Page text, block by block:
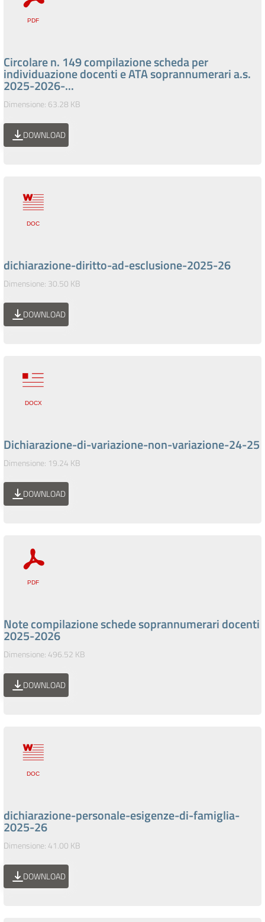
Circolare n. 149 compilazione scheda per
individuazione docenti e ATA soprannumerari a.s.
2025-2026-...
Dimensione: 63.28 KB
DOWNLOAD
dichiarazione-diritto-ad-esclusione-2025-26
Dimensione: 30.50 KB
DOWNLOAD
Dichiarazione-di-variazione-non-variazione-24-25
Dimensione: 19.24 KB
DOWNLOAD
Note compilazione schede soprannumerari docenti
2025-2026
Dimensione: 496.52 KB
DOWNLOAD
dichiarazione-personale-esigenze-di-famiglia-
2025-26
Dimensione: 41.00 KB
DOWNLOAD